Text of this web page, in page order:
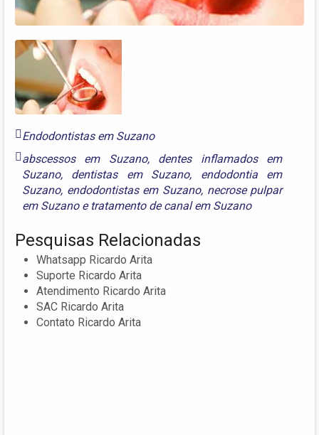
Endodontistas em Suzano
abscessos em Suzano, dentes inflamados em
Suzano, dentistas em Suzano, endodontia em
Suzano, endodontistas em Suzano, necrose pulpar
em Suzanoe tratamento de canal em Suzano
Pesquisas Relacionadas
Whatsapp Ricardo Arita
Suporte Ricardo Arita
Atendimento Ricardo Arita
SAC Ricardo Arita
Contato Ricardo Arita